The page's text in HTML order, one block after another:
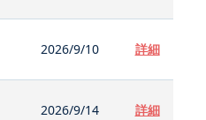
2026/9/10 詳細
2026/9/14 詳細